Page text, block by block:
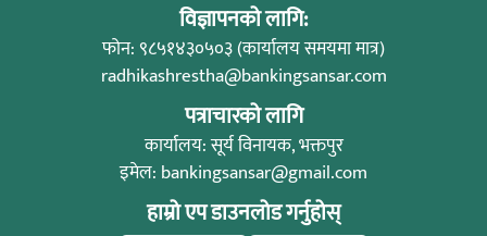
विज्ञापनको लागि:
फोन: ९८५१४३०५०३ (कार्यालय समयमा मात्र)
radhikashrestha@bankingsansar.com
पत्राचारको लागि
कार्यालय: सूर्य विनायक, भक्तपुर
इमेल: bankingsansar@gmail.com
हाम्रो एप डाउनलोड गर्नुहोस्